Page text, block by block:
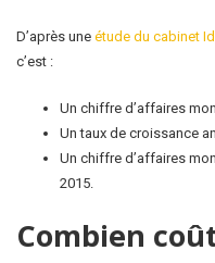
D’après une étude du cabinet
c’est :
Un chiffre d’affaires
Un taux de croissance
Un chiffre d’affaires
2015.
Combien